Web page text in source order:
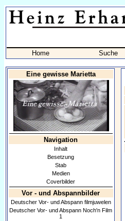
Home Suche
Eine gewisse Marietta
Navigation
Inhalt
Besetzung
Stab
Medien
Coverbilder
Vor - und Abspannbilder
Deutscher Vor- und Abspann filmjuwelen
Deutscher Vor- und Abspann Noch'n Film
1